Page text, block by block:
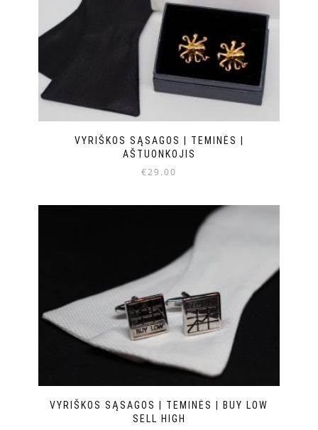
VYRIŠKOS SĄSAGOS | TEMINĖS |
AŠTUONKOJIS
€29.00
VYRIŠKOS SĄSAGOS | TEMINĖS | BUY LOW
SELL HIGH